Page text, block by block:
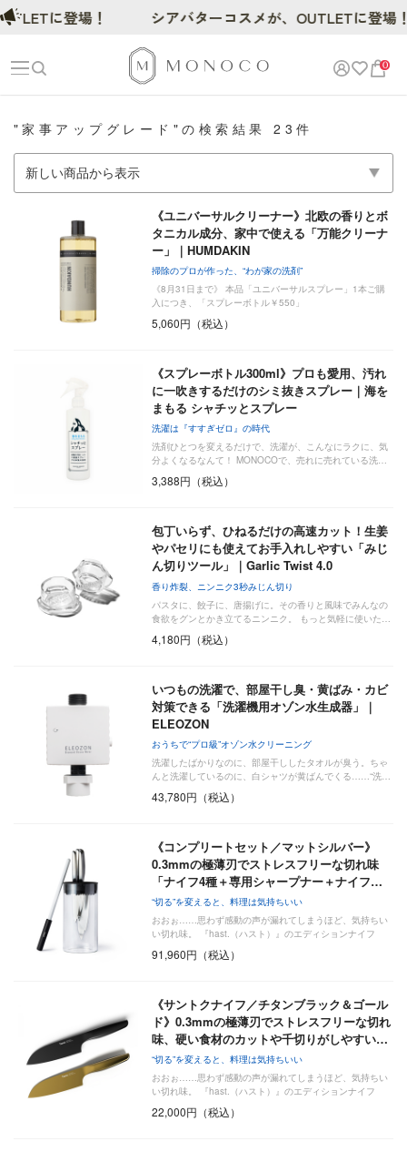
0
"家事アップグレード"の検索結果 23件
《ユニバーサルクリーナー》北欧の香りとボ
タニカル成分、家中で使える「万能クリーナ
ー」｜HUMDAKIN
掃除のプロが作った、“わが家の洗剤”
《8月31日まで》 本品「ユニバーサルスプレー」1本ご購
入につき、「スプレーボトル￥550」
5,060円（税込）
《スプレーボトル300ml》プロも愛用、汚れ
に一吹きするだけのシミ抜きスプレー｜海を
まもる シャチッとスプレー
洗濯は『すすぎゼロ』の時代
洗剤ひとつを変えるだけで、洗濯が、こんなにラクに、気
分よくなるなんて！ MONOCOで、売れに売れている洗…
3,388円（税込）
包丁いらず、ひねるだけの高速カット！生姜
やパセリにも使えてお手入れしやすい「みじ
ん切りツール」｜Garlic Twist 4.0
香り炸裂、ニンニク3秒みじん切り
パスタに、餃子に、唐揚げに。その香りと風味でみんなの
食欲をグンとかき立てるニンニク。 もっと気軽に使いた…
4,180円（税込）
いつもの洗濯で、部屋干し臭・黄ばみ・カビ
対策できる「洗濯機用オゾン水生成器」｜
ELEOZON
おうちで“プロ級”オゾン水クリーニング
洗濯したばかりなのに、部屋干ししたタオルが臭う。ちゃ
んと洗濯しているのに、白シャツが黄ばんでくる……“洗…
43,780円（税込）
《コンプリートセット／マットシルバー》
0.3mmの極薄刃でストレスフリーな切れ味
「ナイフ4種＋専用シャープナー＋ナイフ…
“切る”を変えると、料理は気持ちいい
おおぉ……思わず感動の声が漏れてしまうほど、気持ちい
い切れ味。 『hast.（ハスト）』のエディションナイフ
91,960円（税込）
《サントクナイフ／チタンブラック＆ゴール
ド》0.3mmの極薄刃でストレスフリーな切れ
味、硬い食材のカットや千切りがしやすい…
“切る”を変えると、料理は気持ちいい
おおぉ……思わず感動の声が漏れてしまうほど、気持ちい
い切れ味。 『hast.（ハスト）』のエディションナイフ
22,000円（税込）
に登場！ シアバターコスメが、OUTLETに登場！